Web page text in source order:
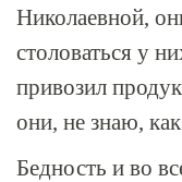
Николаевной,
столоваться у
привозил
они, не знаю,
Бедность и во